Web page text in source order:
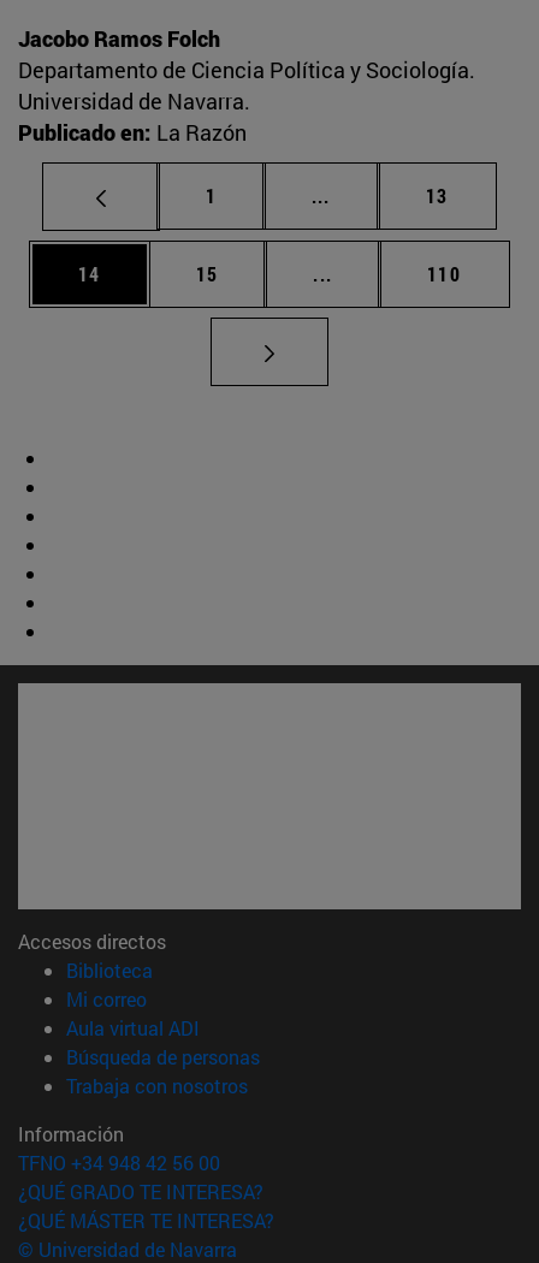
Jacobo Ramos Folch
Departamento de Ciencia Política y Sociología.
Universidad de Navarra.
Publicado en: La Razón
Página
1 ... Páginas intermedias
Página
13
Página
14 Página
15 ... Páginas intermedias
Página
110
Accesos directos
Biblioteca
Mi correo(abre en nueva ventana)
Aula virtual ADI
Búsqueda de personas(abre en nueva ventana)
Trabaja con nosotros(abre en nueva ventana)
Información
TFNO +34 948 42 56 00
¿QUÉ GRADO TE INTERESA?
¿QUÉ MÁSTER TE INTERESA?
© Universidad de Navarra